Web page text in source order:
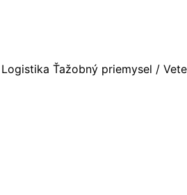
Ťažobný priemysel /